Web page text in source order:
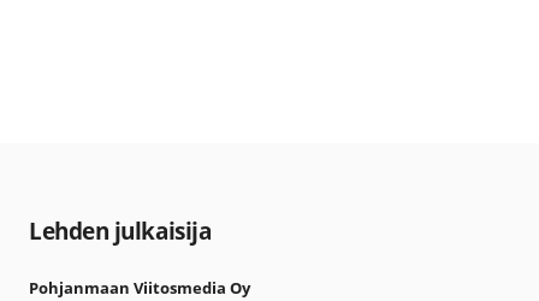
Lehden julkaisija
Pohjanmaan Viitosmedia Oy